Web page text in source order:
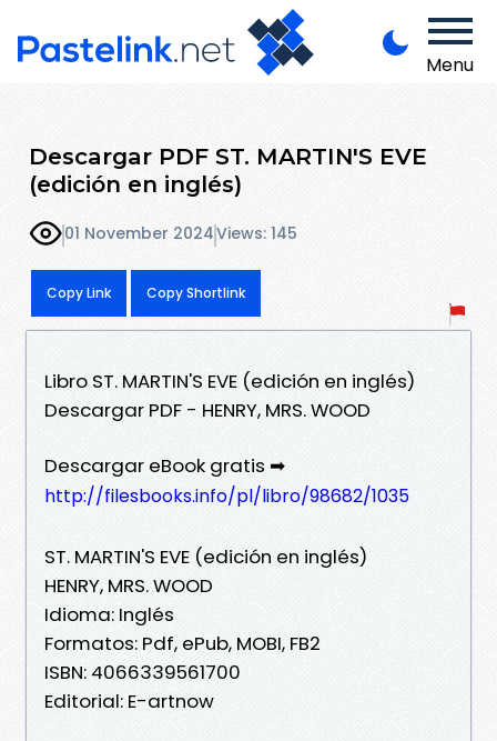
Menu
Descargar PDF ST. MARTIN'S EVE
(edición en inglés)
01 November 2024Views: 145
Copy Link Copy Shortlink
Libro ST. MARTIN'S EVE (edición en inglés)
Descargar PDF - HENRY, MRS. WOOD
Descargar eBook gratis ➡
http://filesbooks.info/pl/libro/98682/1035
ST. MARTIN'S EVE (edición en inglés)
HENRY, MRS. WOOD
Idioma: Inglés
Formatos: Pdf, ePub, MOBI, FB2
ISBN: 4066339561700
Editorial: E-artnow